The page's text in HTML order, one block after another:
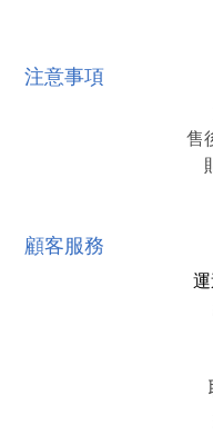
注意事項
售
顧客服務